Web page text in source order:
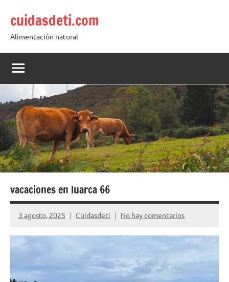
contenido
cuidasdeti.com
Alimentación natural
vacaciones en luarca 66
3 agosto, 2025 Cuidasdeti No hay comentarios